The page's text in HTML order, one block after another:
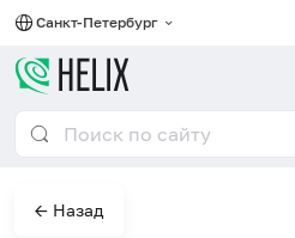
Санкт-Петербург
← Назад